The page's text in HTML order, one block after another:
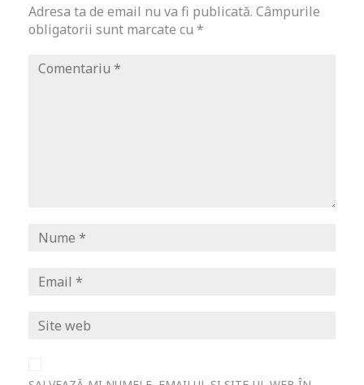
Adresa ta de email nu va fi publicată. Câmpurile
obligatorii sunt marcate cu *